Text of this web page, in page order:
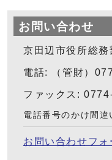
お問い合わせ
京田辺市役所総務
電話: （管財）
ファックス:
電話番号のかけ間違
お問い合わせフォ